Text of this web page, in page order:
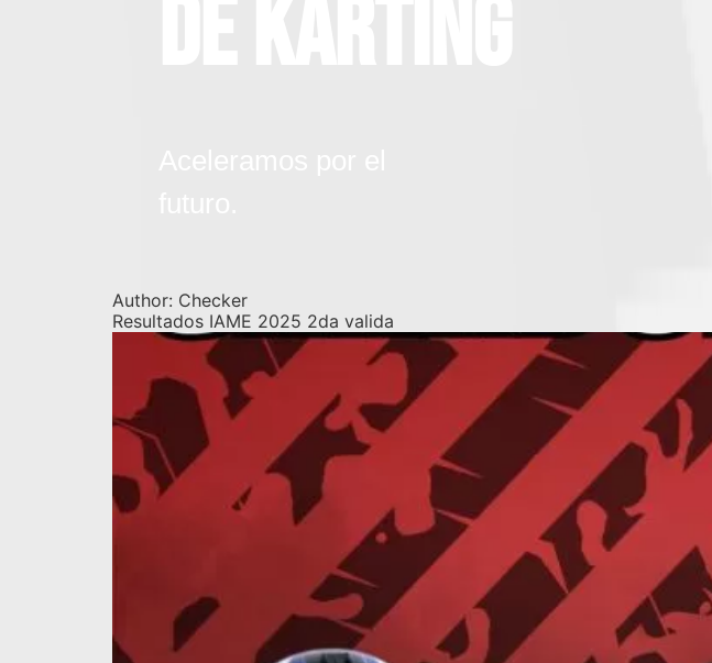
Author: Checker
Resultados IAME 2025 2da valida